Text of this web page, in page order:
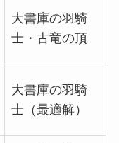
大書庫の羽騎
士・古竜の頂
大書庫の羽騎
士（最適解）